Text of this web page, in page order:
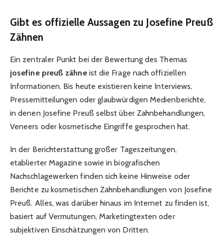
Gibt es offizielle Aussagen zu Josefine Preuß
Zähnen
Ein zentraler Punkt bei der Bewertung des Themas
josefine preuß zähneist die Frage nach offiziellen
Informationen. Bis heute existieren keine Interviews,
Pressemitteilungen oder glaubwürdigen Medienberichte,
in denen Josefine Preuß selbst über Zahnbehandlungen,
Veneers oder kosmetische Eingriffe gesprochen hat.
In der Berichterstattung großer Tageszeitungen,
etablierter Magazine sowie in biografischen
Nachschlagewerken finden sich keine Hinweise oder
Berichte zu kosmetischen Zahnbehandlungen von Josefine
Preuß. Alles, was darüber hinaus im Internet zu finden ist,
basiert auf Vermutungen, Marketingtexten oder
subjektiven Einschätzungen von Dritten.